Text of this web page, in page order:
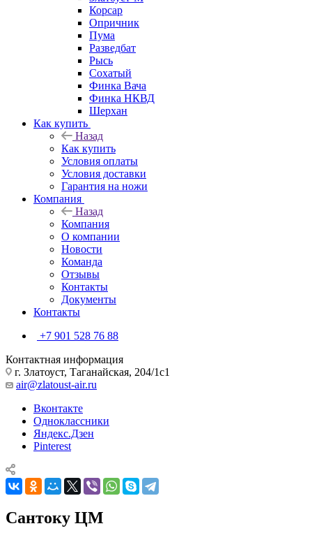
Корсар
Опричник
Пума
Разведбат
Рысь
Сохатый
Финка Вача
Финка НКВД
Шерхан
Как купить
Назад
Как купить
Условия оплаты
Условия доставки
Гарантия на ножи
Компания
Назад
Компания
О компании
Новости
Команда
Отзывы
Контакты
Документы
Контакты
+7 901 528 76 88
Контактная информация
г. Златоуст, Таганайская, 204/1с1
air@zlatoust-air.ru
Вконтакте
Одноклассники
Яндекс.Дзен
Pinterest
Сантоку ЦМ